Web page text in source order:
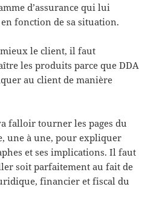
d’assurance qui lui
fonction de sa situation.
le client, il faut
les produits parce que DDA
au client de manière
falloir tourner les pages du
une à une, pour expliquer
et ses implications. Il faut
soit parfaitement au fait de
financier et fiscal du